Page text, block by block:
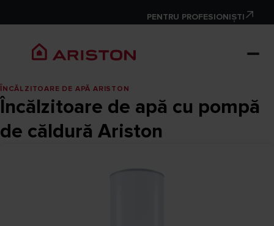
PENTRU PROFESIONIȘTI
ȊNCĂLZITOARE DE APĂ ARISTON
Încălzitoare de apă cu pompă
de căldură Ariston